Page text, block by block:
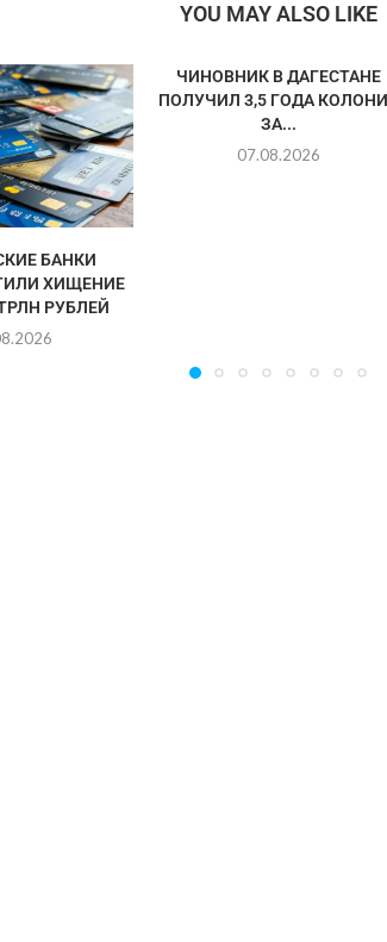
YOU MAY ALSO LIKE
БАНКИ
ХИЩЕНИЕ
РУБЛЕЙ
ЧИНОВНИК В ДАГЕСТАНЕ
ПОЛУЧИЛ 3,5 ГОДА
ЗА...
07.08.2026